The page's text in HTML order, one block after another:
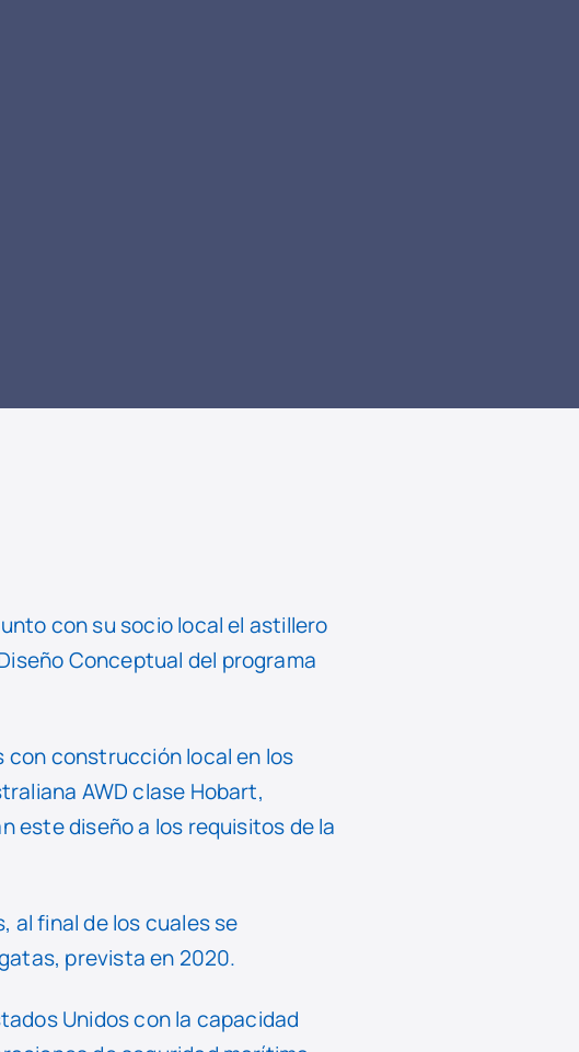
con su socio local el astillero
Conceptual del programa
con construcción local en los
AWD clase Hobart,
este diseño a los requisitos de la
al final de los cuales se
prevista en 2020.
Unidos con la capacidad